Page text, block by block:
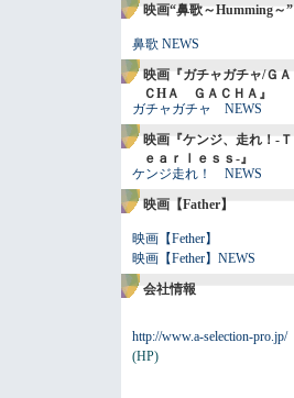
映画“鼻歌～Humming～”
鼻歌 NEWS
映画『ガチャガチャ/ＧＡ
ＣHＡ ＧＡＣＨＡ』
ガチャガチャ NEWS
映画『ケンジ、走れ！-Ｔ
ｅａｒｌｅｓｓ-』
ケンジ走れ！ NEWS
映画【Father】
映画【Fether】
映画【Fether】NEWS
会社情報
http://www.a-selection-pro.jp/
(HP)